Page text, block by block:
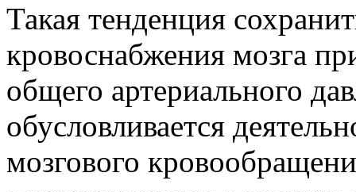
Такая тенденция
кровоснабжения мозга
общего артериального
обусловливается
мозгового